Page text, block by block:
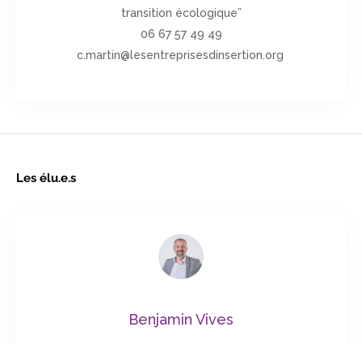
transition écologique”
06 67 57 49 49
c.martin@lesentreprisesdinsertion.org
Les élu.e.s
Benjamin Vives